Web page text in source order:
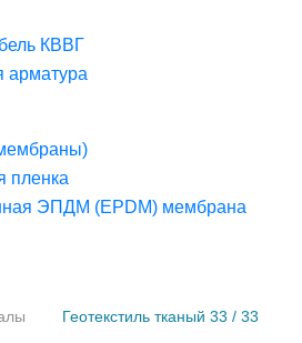
КВВГ
арматура
пленка
ЭПДМ (EPDM) мембрана
Геотекстиль тканый 33 / 33